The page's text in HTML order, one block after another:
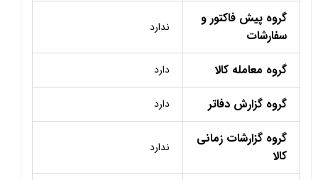
گروه پیش فاکتور و
سفارشات
ندارد
گروه معامله کالا دارد
گروه گزارش دفاتر دارد
گروه گزارشات زمانی
کالا
ندارد